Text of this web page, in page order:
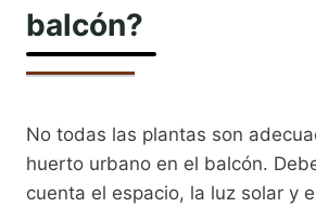
balcón?
No todas las plantas son
huerto urbano en el balcón.
cuenta el espacio, la luz solar y